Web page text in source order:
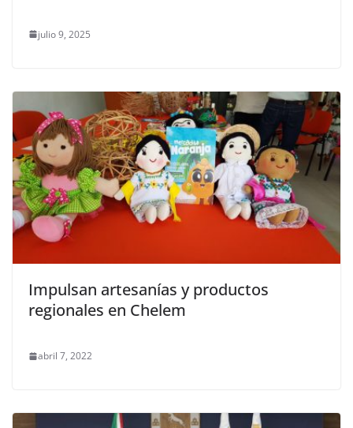
julio 9, 2025
Impulsan artesanías y productos
regionales en Chelem
abril 7, 2022